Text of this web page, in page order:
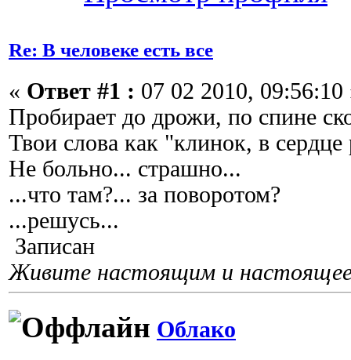
Re: В человеке есть все
« Ответ #1 : 07 02 2010, 09:56:10
Пробирает до дрожи, по спине
Твои слова как "клинок, в
Не больно... страшно...
...что там?... за поворотом?
...решусь...
Записан
Живите настоящим и
Облако